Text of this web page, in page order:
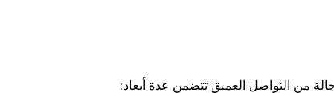
حالة من التواصل العميق تتضمن عدة أبعاد: